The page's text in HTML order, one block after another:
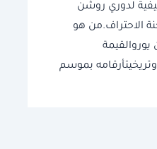
لدوري روشن
6 سبتمبر 2026، وفقًا لما أعلنته لجنة الاحتراف.من هو
عاماًالمركز: ظهير أيسرالجنسية: مغربي/هولندي15 مليون يوروالقيمة
للفريق الأول بنادي إن إي سي نيميخن الهولندي23/24انضم لأوتريخيتأرقامه بموسم